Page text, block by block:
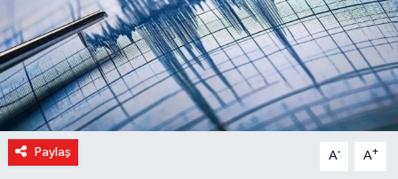
Paylaş A- A+
Magazin
Özel Haber
Sağlık
Siyaset